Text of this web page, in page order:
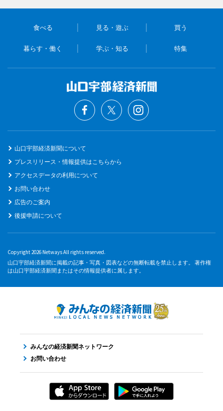
食べる 見る・遊ぶ 買う
暮らす・働く 学ぶ・知る 特集
山口宇部経済新聞について
プレスリリース・情報提供はこちらから
アクセスデータの利用について
お問い合わせ
広告のご案内
後援申請について
Copyright 2026 Netways All rights reserved.
山口宇部経済新聞に掲載の記事・写真・図表などの無断転載を禁止します。 著作権
は山口宇部経済新聞またはその情報提供者に属します。
みんなの経済新聞ネットワーク
お問い合わせ